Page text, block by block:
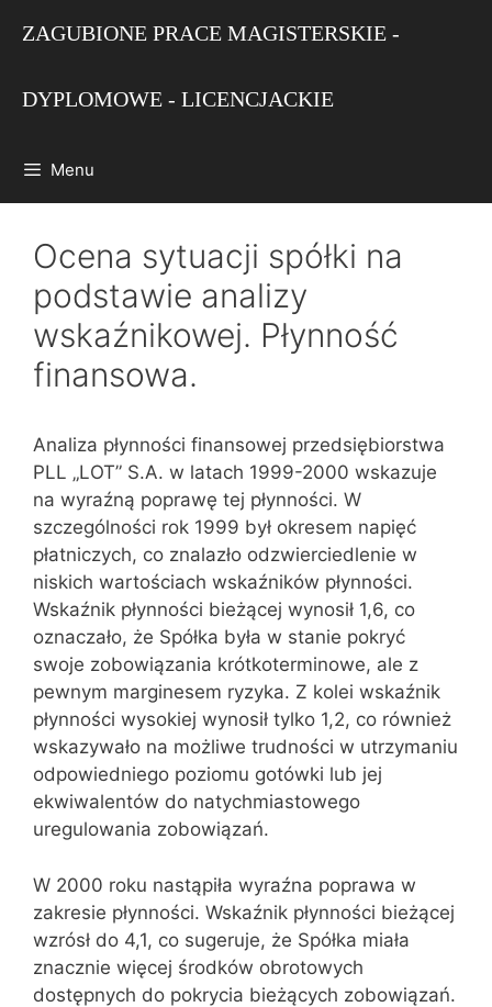
ZAGUBIONE PRACE MAGISTERSKIE -
DYPLOMOWE - LICENCJACKIE
Menu
Ocena sytuacji spółki na
podstawie analizy
wskaźnikowej. Płynność
finansowa.
Analiza płynności finansowej przedsiębiorstwa
PLL „LOT” S.A. w latach 1999-2000 wskazuje
na wyraźną poprawę tej płynności. W
szczególności rok 1999 był okresem napięć
płatniczych, co znalazło odzwierciedlenie w
niskich wartościach wskaźników płynności.
Wskaźnik płynności bieżącej wynosił 1,6, co
oznaczało, że Spółka była w stanie pokryć
swoje zobowiązania krótkoterminowe, ale z
pewnym marginesem ryzyka. Z kolei wskaźnik
płynności wysokiej wynosił tylko 1,2, co również
wskazywało na możliwe trudności w utrzymaniu
odpowiedniego poziomu gotówki lub jej
ekwiwalentów do natychmiastowego
uregulowania zobowiązań.
W 2000 roku nastąpiła wyraźna poprawa w
zakresie płynności. Wskaźnik płynności bieżącej
wzrósł do 4,1, co sugeruje, że Spółka miała
znacznie więcej środków obrotowych
dostępnych do pokrycia bieżących zobowiązań.